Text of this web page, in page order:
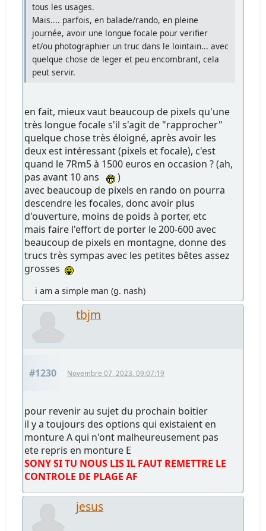
tous les usages.
Mais.... parfois, en balade/rando, en pleine
journée, avoir une longue focale pour verifier
et/ou photographier un truc dans le lointain... avec
quelque chose de leger et peu encombrant, cela
peut servir.
en fait, mieux vaut beaucoup de pixels qu'une
très longue focale s'il s'agit de "rapprocher"
quelque chose très éloigné, après avoir les
deux est intéressant (pixels et focale), c'est
quand le 7Rm5 à 1500 euros en occasion ? (ah,
pas avant 10 ans
)
avec beaucoup de pixels en rando on pourra
descendre les focales, donc avoir plus
d'ouverture, moins de poids à porter, etc
mais faire l'effort de porter le 200-600 avec
beaucoup de pixels en montagne, donne des
trucs très sympas avec les petites bêtes assez
grosses
i am a simple man (g. nash)
tbjm
#1230 Novembre 07, 2023, 09:07:19
pour revenir au sujet du prochain boitier
il y a toujours des options qui existaient en
monture A qui n'ont malheureusement pas
ete repris en monture E
SONY SI TU NOUS LIS IL FAUT REMETTRE LE
CONTROLE DE PLAGE AF
jesus